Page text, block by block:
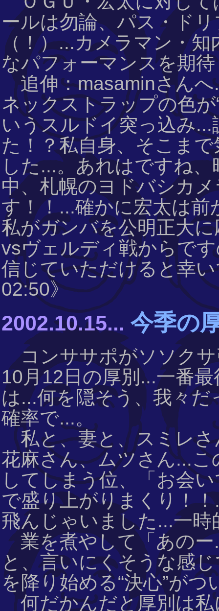
ールは勿論、パス・ド
（！）...カメラマン・
なパフォーマンスを期
追伸：masaminさんへ
ネックストラップの色
いうスルドイ突っ込み
た！？私自身、そこま
した...。あれはですね
中、札幌のヨドバシカ
す！！...確かに宏太は
私がガンバを公明正大
vsヴェルディ戦からで
信じていただけると幸
02:50》
2002.10.15... 今季の
コンササポがソソクサ
10月12日の厚別...一番
は...何を隠そう、我々
確率で...。
私と、妻と、スミレさ
花麻さん、ムツさん...
してしまう位、「お会
で盛り上がりまくり！
飛んじゃいました...一時
業を煮やして「あのー
と、言いにくそうな感
を降り始める“決心”が
何だかんだと厚別は私